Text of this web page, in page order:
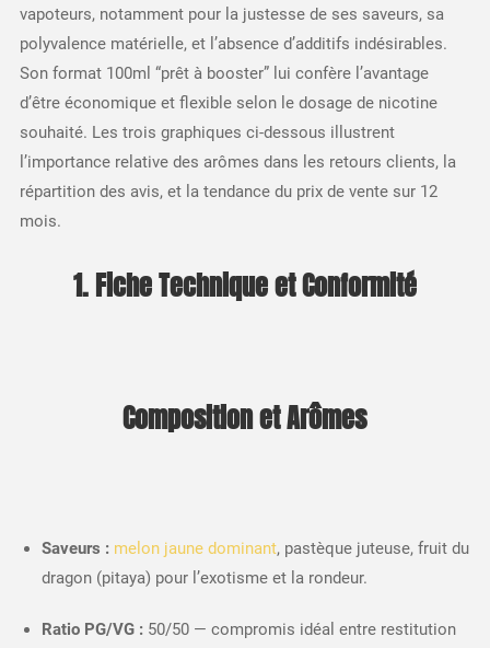
vapoteurs, notamment pour la justesse de ses saveurs, sa
polyvalence matérielle, et l’absence d’additifs indésirables.
Son format 100ml “prêt à booster” lui confère l’avantage
d’être économique et flexible selon le dosage de nicotine
souhaité. Les trois graphiques ci-dessous illustrent
l’importance relative des arômes dans les retours clients, la
répartition des avis, et la tendance du prix de vente sur 12
mois.
1. Fiche Technique et Conformité
Composition et Arômes
Saveurs : melon jaune dominant, pastèque juteuse, fruit du
dragon (pitaya) pour l’exotisme et la rondeur.​
Ratio PG/VG :50/50 — compromis idéal entre restitution